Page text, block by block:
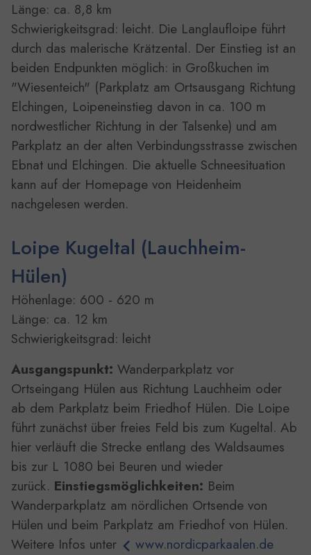
Länge: ca. 8,8 km
Schwierigkeitsgrad: leicht. Die Langlaufloipe führt
durch das malerische Krätzental. Der Einstieg ist an
beiden Endpunkten möglich: in Großkuchen im
"Wiesenteich" (Parkplatz am Ortsausgang Richtung
Elchingen, Loipeneinstieg davon in ca. 100 m
nordwestlicher Richtung in der Talsenke) und am
Parkplatz an der alten Verbindungsstrasse zwischen
Ebnat und Elchingen. Die aktuelle Schneesituation
kann auf der Homepage von Heidenheim
nachgelesen werden.
Loipe Kugeltal (Lauchheim-
Hülen)
Höhenlage: 600 - 620 m
Länge: ca. 12 km
Schwierigkeitsgrad: leicht
Ausgangspunkt: Wanderparkplatz vor
Ortseingang Hülen aus Richtung Lauchheim oder
ab dem Parkplatz beim Friedhof Hülen. Die Loipe
führt zunächst über freies Feld bis zum Kugeltal. Ab
hier verläuft die Strecke entlang des Waldsaumes
bis zur L 1080 bei Beuren und wieder
zurück. Einstiegsmöglichkeiten: Beim
Wanderparkplatz am nördlichen Ortsende von
Hülen und beim Parkplatz am Friedhof von Hülen.
Weitere Infos unter
www.nordicparkaalen.de